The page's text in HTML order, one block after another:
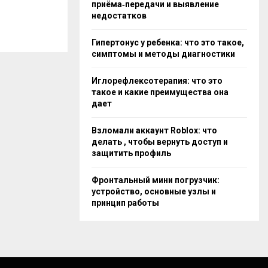
приёма‑передачи и выявление
недостатков
Гипертонус у ребенка: что это такое,
симптомы и методы диагностики
Иглорефлексотерапия: что это
такое и какие преимущества она
дает
Взломали аккаунт Roblox: что
делать , чтобы вернуть доступ и
защитить профиль
Фронтальный мини погрузчик:
устройство, основные узлы и
принцип работы